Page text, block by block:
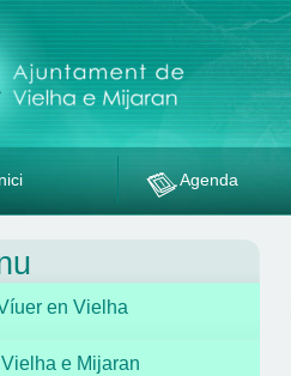
Agenda
en Vielha
e Mijaran